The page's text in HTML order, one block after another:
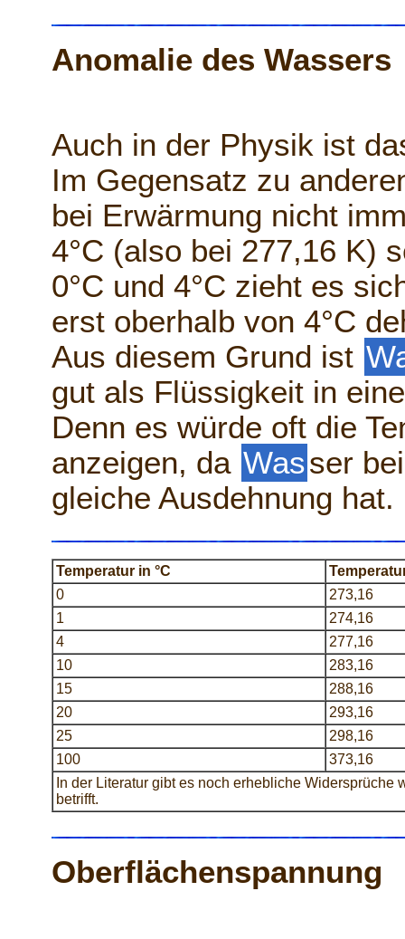
Anomalie des Wassers
Auch in der Physik ist
Im Gegensatz zu
bei Erwärmung nicht
4°C (also bei 277,16 K)
0°C und 4°C zieht es
erst oberhalb von 4°C
Aus diesem Grund ist
gut als Flüssigkeit in
Denn es würde oft die
anzeigen, da Wasser
gleiche Ausdehnung hat.
Temperatur in °C
0
273,16
1
274,16
4
277,16
10
283,16
15
288,16
20
293,16
25
298,16
100
373,16
In der Literatur gibt es noch erhebliche
betrifft.
Oberflächenspannung